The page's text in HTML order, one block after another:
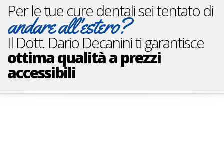
Per le tue cure dentali sei tentato di
andare all'estero?
Il Dott. Dario Decanini ti garantisce
ottima qualità a prezzi
accessibili